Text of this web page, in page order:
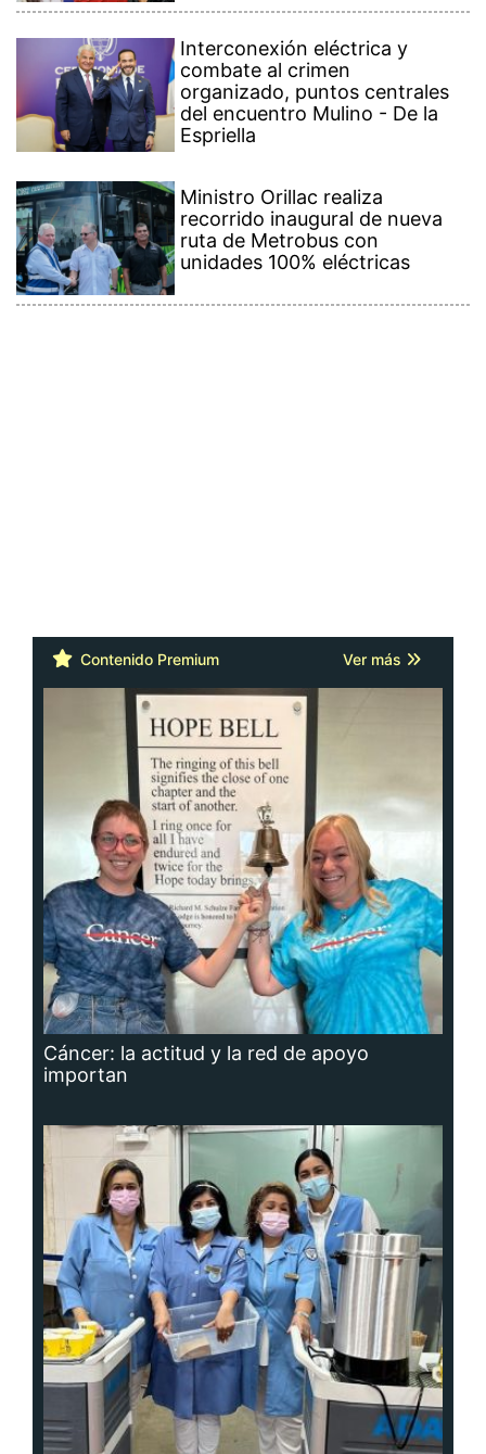
Interconexión eléctrica y
combate al crimen
organizado, puntos centrales
del encuentro Mulino - De la
Espriella
Ministro Orillac realiza
recorrido inaugural de nueva
ruta de Metrobus con
unidades 100% eléctricas
Contenido Premium Ver más
Cáncer: la actitud y la red de apoyo
importan